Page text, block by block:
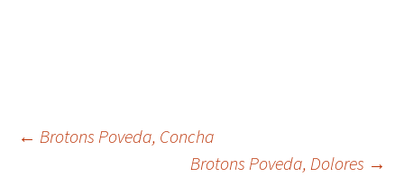
Navegación
← Brotons Poveda, Concha
Brotons Poveda, Dolores →